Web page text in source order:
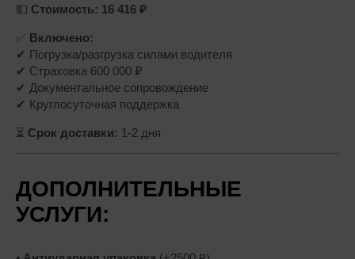
💵 Стоимость: 16 416 ₽
Включено:
✔ Погрузка/разгрузка силами водителя
✔ Страховка 600 000 ₽
✔ Документальное сопровождение
✔ Круглосуточная поддержка
⏳ Срок доставки: 1-2 дня
ДОПОЛНИТЕЛЬНЫЕ
УСЛУГИ: